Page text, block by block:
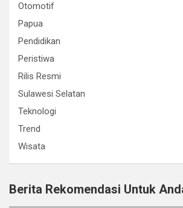
Otomotif
Papua
Pendidikan
Peristiwa
Rilis Resmi
Sulawesi Selatan
Teknologi
Trend
Wisata
Berita Rekomendasi Untuk